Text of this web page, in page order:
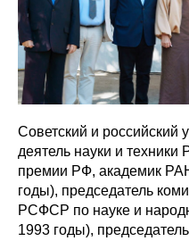
Советский и
деятель науки и техники
премии РФ, академик
годы), председатель
РСФСР по науке и
1993 годы),